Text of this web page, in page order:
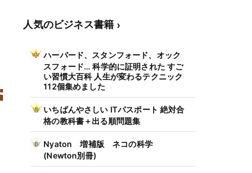
人気のビジネス書籍
ハーバード、スタンフォード、オック
スフォード… 科学的に証明された すご
い習慣大百科 人生が変わるテクニック
112個集めました
いちばんやさしい ITパスポート 絶対合
格の教科書＋出る順問題集
Nyaton 増補版 ネコの科学
(Newton別冊)